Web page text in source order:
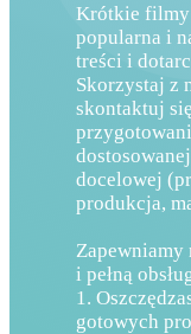
Krótkie filmy
popularna i
treści i
Skorzystaj z
skontaktuj
docelowej
produkcja,
Zapewniamy
i pełną
1.
gotowych